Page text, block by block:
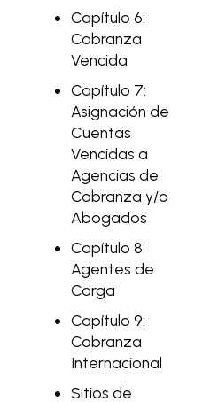
Capítulo 6:
Cobranza
Vencida
Capítulo 7:
Asignación de
Cuentas
Vencidas a
Agencias de
Cobranza y/o
Abogados
Capítulo 8:
Agentes de
Carga
Capítulo 9:
Cobranza
Internacional
Sitios de